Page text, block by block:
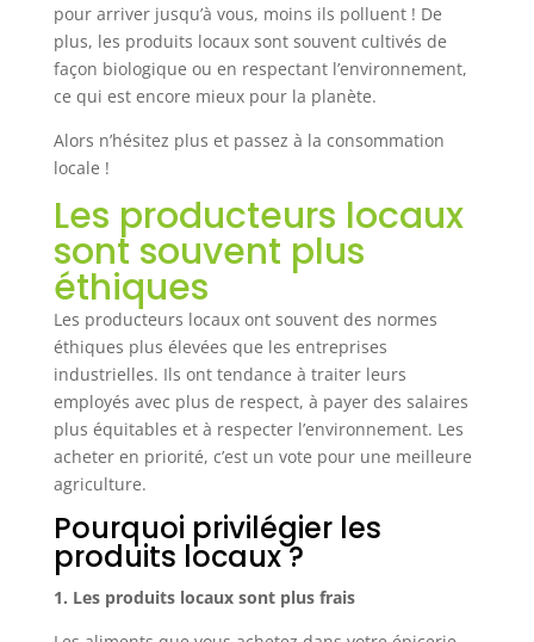
pour arriver jusqu’à vous, moins ils polluent ! De
plus, les produits locaux sont souvent cultivés de
façon biologique ou en respectant l’environnement,
ce qui est encore mieux pour la planète.
Alors n’hésitez plus et passez à la consommation
locale !
Les producteurs locaux
sont souvent plus
éthiques
Les producteurs locaux ont souvent des normes
éthiques plus élevées que les entreprises
industrielles. Ils ont tendance à traiter leurs
employés avec plus de respect, à payer des salaires
plus équitables et à respecter l’environnement. Les
acheter en priorité, c’est un vote pour une meilleure
agriculture.
Pourquoi privilégier les
produits locaux ?
1. Les produits locaux sont plus frais